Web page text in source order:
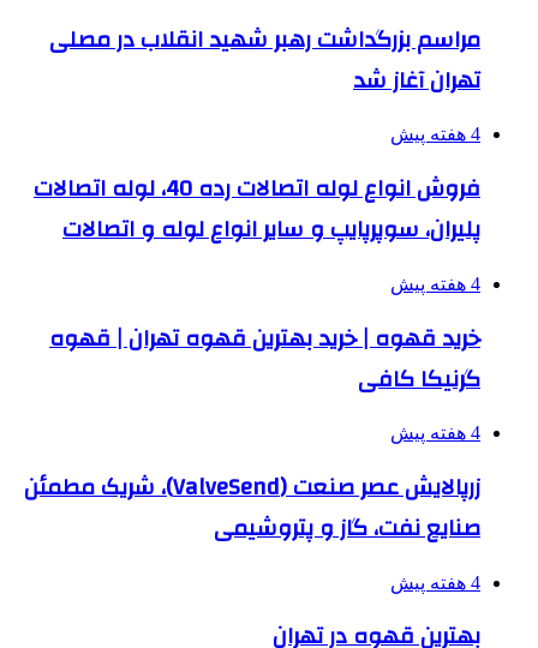
مراسم بزرگداشت رهبر شهید انقلاب در مصلی
تهران آغاز شد
4 هفته پیش
فروش انواع لوله اتصالات رده 40، لوله اتصالات
پلیران، سوپرپایپ و سایر انواع لوله و اتصالات
4 هفته پیش
خرید قهوه | خرید بهترین قهوه تهران | قهوه
گرنیکا کافی
4 هفته پیش
زرپالایش عصر صنعت (ValveSend)، شریک مطمئن
صنایع نفت، گاز و پتروشیمی
4 هفته پیش
بهترین قهوه در تهران